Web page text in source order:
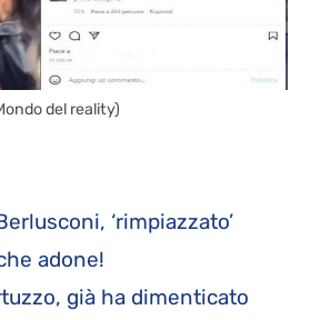
del reality)
‘rimpiazzato’
adone!
già ha dimenticato